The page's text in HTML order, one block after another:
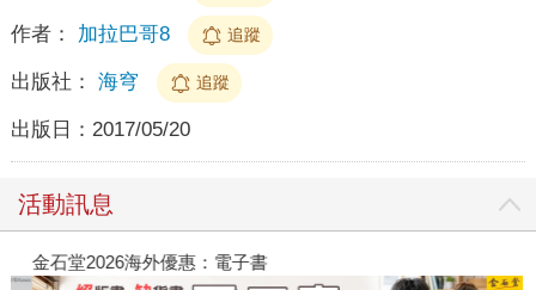
作者： 加拉巴哥8 追蹤
出版社： 海穹 追蹤
出版日： 2017/05/20
活動訊息
金石堂2026海外優惠：電子書